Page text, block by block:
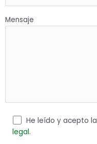
Mensaje
He leído y acepto la
legal.